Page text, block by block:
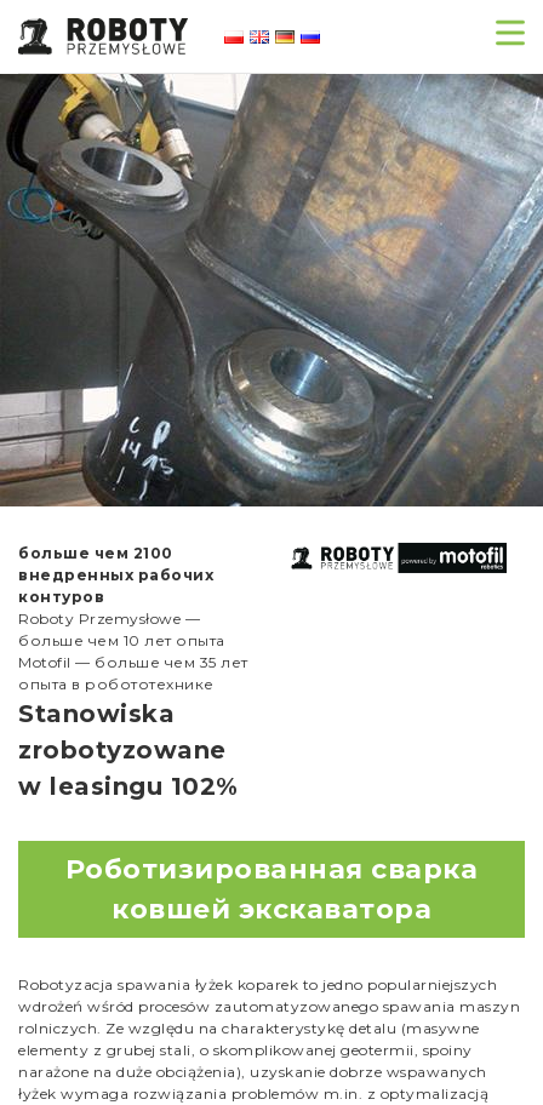
больше чем 2100
внедренных рабочих
контуров
Roboty Przemysłowe —
больше чем 10 лет опыта
Motofil — больше чем 35 лет
опыта в робототехнике
Stanowiska
zrobotyzowane
w leasingu 102%
Роботизированная сварка
ковшей экскаватора
Robotyzacja spawania łyżek koparek to jedno popularniejszych
wdrożeń wśród procesów zautomatyzowanego spawania maszyn
rolniczych. Ze względu na charakterystykę detalu (masywne
elementy z grubej stali, o skomplikowanej geotermii, spoiny
narażone na duże obciążenia), uzyskanie dobrze wspawanych
łyżek wymaga rozwiązania problemów m.in. z optymalizacją